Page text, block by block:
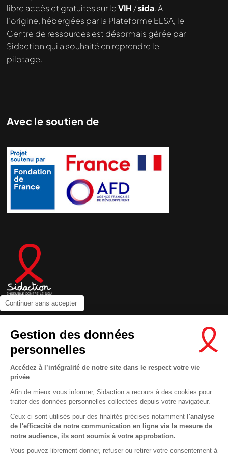
Continuer sans accepter
Gestion des données
personnelles
Accédez à l’intégralité de notre site dans le respect votre vie
privée
Afin de mieux vous informer, Sidaction a recours à des cookies pour
traiter des données personnelles collectées depuis votre navigateur.
Ceux-ci sont utilisés pour des finalités précises notamment l'analyse
de l'efficacité de notre communication en ligne via la mesure de
notre audience, ils sont soumis à votre approbation.
Vous pouvez librement donner, refuser ou retirer votre consentement à
demandé....
libre accès et gratuites sur leVIH /sida. À
l’origine, hébergées par la Plateforme ELSA, le
Centre de ressources est désormais gérée par
Sidaction qui a souhaité en reprendre le
pilotage.
Avec le soutien de
Newsletter
Nous suivre sur les réseaux :
MENTIONS LÉGALES
CONDITIONS D’UTILISATION ET PROTECTION DES DONNÉES
COOKIES